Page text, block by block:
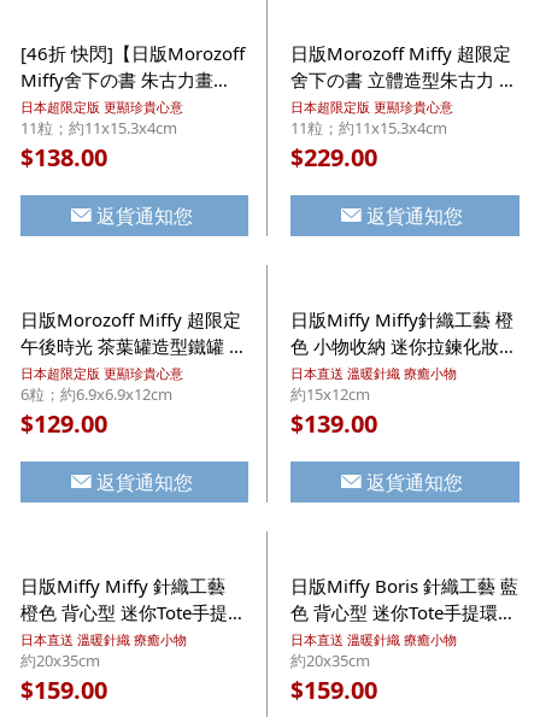
[46折 快閃]【日版Morozoff
Miffy舍下の書 朱古力畫
冊】日版Morozoff Miffy 超
限定 舍下の書 立體造型朱古
力 精緻徽章畫冊禮盒 11粒
日本超限定版 更顯珍貴心意
11粒；約11x15.3x4cm
$138.00
返貨通知您
日版Morozoff Miffy 超限定
舍下の書 立體造型朱古力 精
緻徽章畫冊禮盒 11粒【市集
世界 - 日本市集】
日本超限定版 更顯珍貴心意
11粒；約11x15.3x4cm
$229.00
返貨通知您
日版Morozoff Miffy 超限定
午後時光 茶葉罐造型鐵罐 松
露朱古力 禮盒 6粒【市集世
界 - 日本市集】
日本超限定版 更顯珍貴心意
6粒；約6.9x6.9x12cm
$129.00
返貨通知您
日版Miffy Miffy針織工藝 橙
色 小物收納 迷你拉鍊化妝袋
禮盒【市集世界 - 日本市
集】
日本直送 溫暖針織 療癒小物
約15x12cm
$139.00
返貨通知您
日版Miffy Miffy 針織工藝
橙色 背心型 迷你Tote手提環
保購物袋 禮盒【市集世界 -
日本市集】
日本直送 溫暖針織 療癒小物
約20x35cm
$159.00
日版Miffy Boris 針織工藝 藍
色 背心型 迷你Tote手提環保
購物袋 禮盒【市集世界 - 日
本市集】
日本直送 溫暖針織 療癒小物
約20x35cm
$159.00